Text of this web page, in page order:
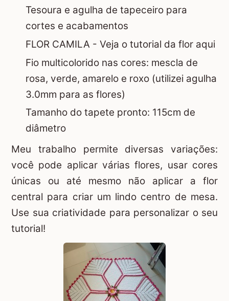
Tesoura e agulha de tapeceiro para
cortes e acabamentos
FLOR CAMILA -Veja o tutorial da flor aqui
Fio multicolorido nas cores: mescla de
rosa, verde, amarelo e roxo (utilizei agulha
3.0mm para as flores)
Tamanho do tapete pronto: 115cm de
diâmetro
Meu trabalho permite diversas variações:
você pode aplicar várias flores, usar cores
únicas ou até mesmo não aplicar a flor
central para criar um lindo centro de mesa.
Use sua criatividade para personalizar o seu
tutorial!